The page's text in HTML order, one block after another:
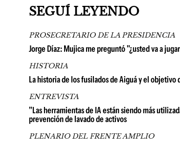
SEGUÍ LEYENDO
PROSECRETARIO DE LA PRESIDENCIA
Jorge Díaz: Mujica me preguntó "¿usted va a
HISTORIA
La historia de los fusilados de Aiguá y el
ENTREVISTA
"Las herramientas de IA están siendo más
prevención de lavado de activos
PLENARIO DEL FRENTE AMPLIO